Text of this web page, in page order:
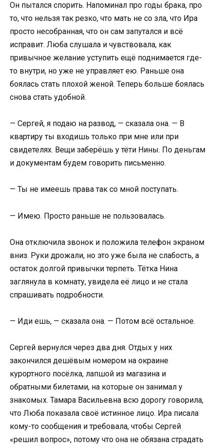
Он пытался спорить. Напоминал про годы брака, про
то, что нельзя так резко, что мать не со зла, что Ира
просто несобранная, что он сам запутался и всё
исправит. Люба слушала и чувствовала, как
привычное желание уступить ещё поднимается где-
то внутри, но уже не управляет ею. Раньше она
боялась стать плохой женой. Теперь больше боялась
снова стать удобной.
— Сергей, я подаю на развод, — сказала она. — В
квартиру ты входишь только при мне или при
свидетелях. Вещи заберёшь у тёти Нины. По деньгам
и документам будем говорить письменно.
— Ты не имеешь права так со мной поступать.
— Имею. Просто раньше не пользовалась.
Она отключила звонок и положила телефон экраном
вниз. Руки дрожали, но это уже была не слабость, а
остаток долгой привычки терпеть. Тётка Нина
заглянула в комнату, увидела её лицо и не стала
спрашивать подробности.
— Иди ешь, — сказала она. — Потом всё остальное.
Сергей вернулся через два дня. Отдых у них
закончился дешёвым номером на окраине
курортного посёлка, лапшой из магазина и
обратными билетами, на которые он занимал у
знакомых. Тамара Васильевна всю дорогу говорила,
что Люба показала своё истинное лицо. Ира писала
кому-то сообщения и требовала, чтобы Сергей
«решил вопрос», потому что она не обязана страдать